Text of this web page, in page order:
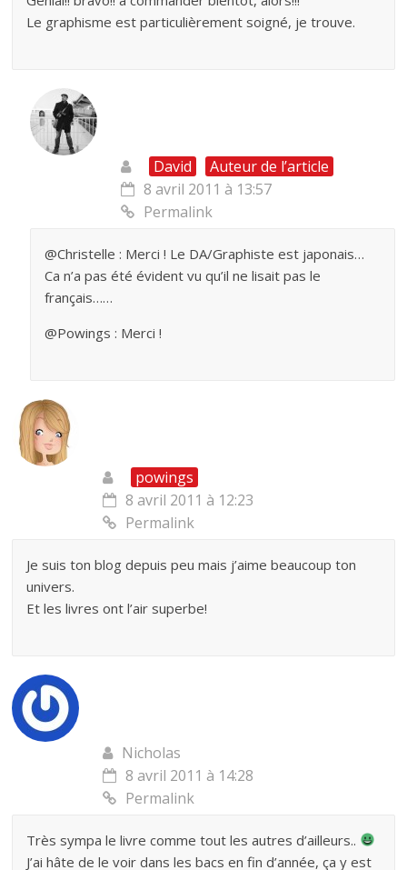
Le graphisme est particulièrement soigné, je trouve.
David
Auteur de l’article
8 avril 2011 à 13:57
Permalink
@Christelle : Merci ! Le DA/Graphiste est japonais…
Ca n’a pas été évident vu qu’il ne lisait pas le
français……
@Powings : Merci !
powings
8 avril 2011 à 12:23
Permalink
Je suis ton blog depuis peu mais j’aime beaucoup ton
univers.
Et les livres ont l’air superbe!
Nicholas
8 avril 2011 à 14:28
Permalink
Très sympa le livre comme tout les autres d’ailleurs..
J’ai hâte de le voir dans les bacs en fin d’année, ça y est